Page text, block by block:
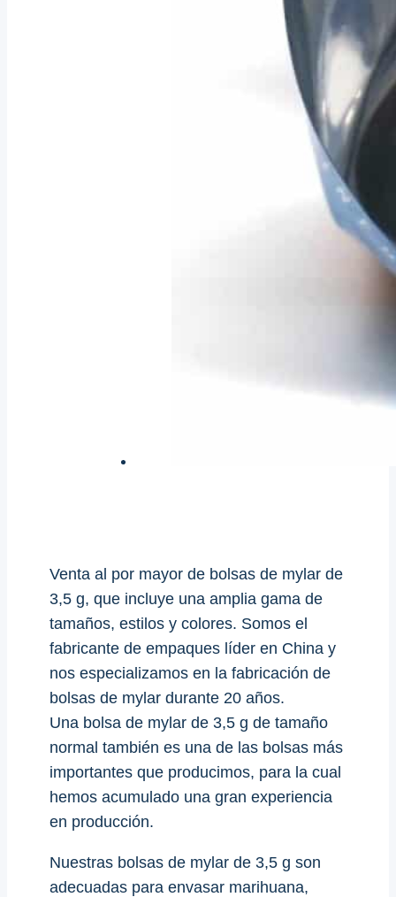
Venta al por mayor de bolsas de mylar de
3,5 g, que incluye una amplia gama de
tamaños, estilos y colores. Somos el
fabricante de empaques líder en China y
nos especializamos en la fabricación de
bolsas de mylar durante 20 años.
Una bolsa de mylar de 3,5 g de tamaño
normal también es una de las bolsas más
importantes que producimos, para la cual
hemos acumulado una gran experiencia
en producción.
Nuestras bolsas de mylar de 3,5 g son
adecuadas para envasar marihuana,